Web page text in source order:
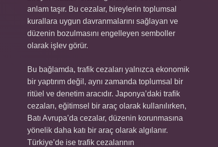
anlam taşır. Bu cezalar, bireylerin toplumsal
kurallara uygun davranmalarını sağlayan ve
düzenin bozulmasını engelleyen semboller
olarak işlev görür.
Bu bağlamda, trafik cezaları yalnızca ekonomik
bir yaptırım değil, aynı zamanda toplumsal bir
ritüel ve denetim aracıdır. Japonya’daki trafik
cezaları, eğitimsel bir araç olarak kullanılırken,
Batı Avrupa’da cezalar, düzenin korunmasına
yönelik daha katı bir araç olarak algılanır.
Türkiye’de ise trafik cezalarının